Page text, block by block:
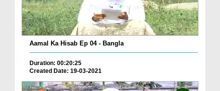
Aamal Ka Hisab Ep 04 - Bangla
Duration: 00:20:25
Created Date: 19-03-2021